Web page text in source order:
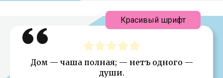
Дом — чаша полная; — нетъ одного —
души.
Красивый шрифт